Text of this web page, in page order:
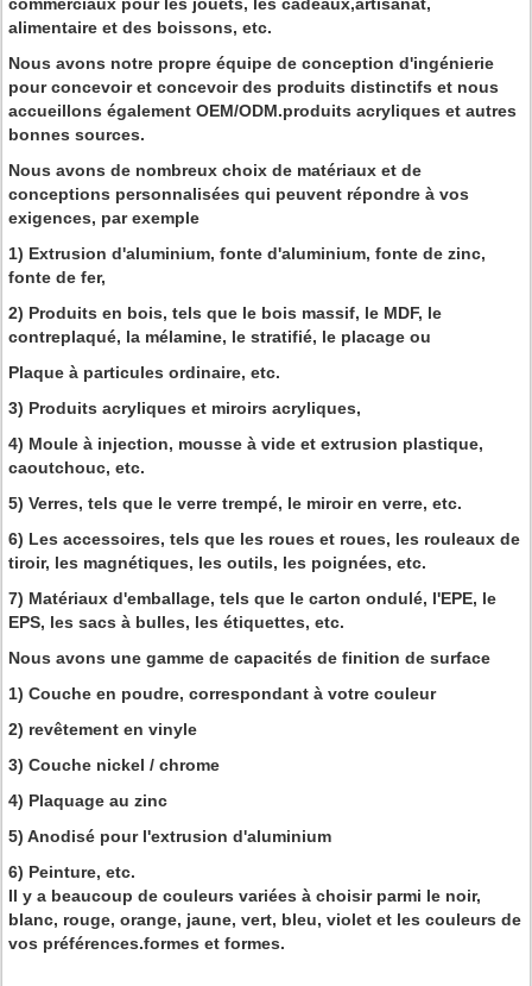
alimentaire et des boissons, etc.
Nous avons notre propre équipe de conception d'ingénierie
pour concevoir et concevoir des produits distinctifs et nous
accueillons également OEM/ODM.produits acryliques et autres
bonnes sources.
Nous avons de nombreux choix de matériaux et de
conceptions personnalisées qui peuvent répondre à vos
exigences, par exemple
1) Extrusion d'aluminium, fonte d'aluminium, fonte de zinc,
fonte de fer,
2) Produits en bois, tels que le bois massif, le MDF, le
contreplaqué, la mélamine, le stratifié, le placage ou
Plaque à particules ordinaire, etc.
3) Produits acryliques et miroirs acryliques,
4) Moule à injection, mousse à vide et extrusion plastique,
caoutchouc, etc.
5) Verres, tels que le verre trempé, le miroir en verre, etc.
6) Les accessoires, tels que les roues et roues, les rouleaux de
tiroir, les magnétiques, les outils, les poignées, etc.
7) Matériaux d'emballage, tels que le carton ondulé, l'EPE, le
EPS, les sacs à bulles, les étiquettes, etc.
Nous avons une gamme de capacités de finition de surface
1) Couche en poudre, correspondant à votre couleur
2) revêtement en vinyle
3) Couche nickel / chrome
4) Plaquage au zinc
5) Anodisé pour l'extrusion d'aluminium
6) Peinture, etc.
Il y a beaucoup de couleurs variées à choisir parmi le noir,
blanc, rouge, orange, jaune, vert, bleu, violet et les couleurs de
vos préférences.formes et formes.